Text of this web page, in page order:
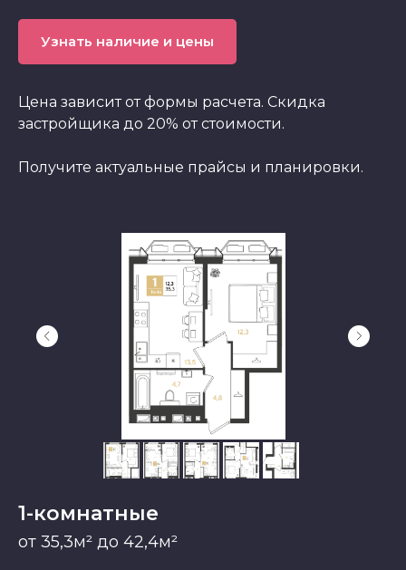
Узнать наличие и цены
Цена зависит от формы расчета. Скидка
застройщика до 20% от стоимости.
Получите актуальные прайсы и планировки.
1-комнатные
от 35,3м² до 42,4м²